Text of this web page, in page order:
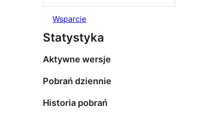
Wsparcie
Statystyka
Aktywne wersje
Pobrań dziennie
Historia pobrań